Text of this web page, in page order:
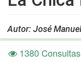
Autor: José
1380 Consultas